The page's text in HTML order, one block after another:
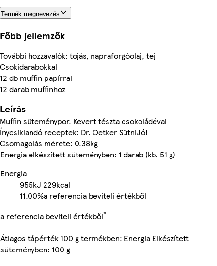
Termék megnevezés
Főbb jellemzők
További hozzávalók: tojás, napraforgóolaj, tej
Csokidarabokkal
12 db muffin papírral
12 darab muffinhoz
Leírás
Muffin süteménypor. Kevert tészta csokoládéval
Ínycsiklandó receptek: Dr. Oetker SütniJó!
Csomagolás mérete: 0.38kg
Energia elkészített süteményben: 1 darab (kb. 51 g)
Energia
955kJ 229kcal
11.00%a referencia beviteli értékből
a referencia beviteli értékből*
Átlagos tápérték 100 g termékben: Energia Elkészített
süteményben: 100 g